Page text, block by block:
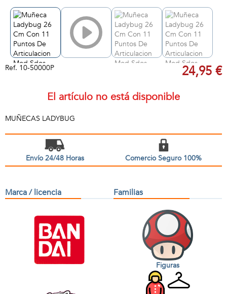
Ref. 10-50000P 24,95 €
El artículo no está disponible
MUÑECAS LADYBUG
Envío 24/48 Horas Comercio Seguro 100%
Marca / licencia Familias
Figuras